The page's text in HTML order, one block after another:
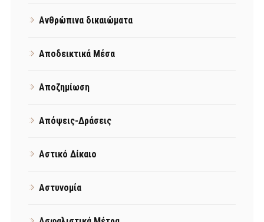
Ανθρώπινα δικαιώματα
Αποδεικτικά Μέσα
Αποζημίωση
Απόψεις-Δράσεις
Αστικό Δίκαιο
Αστυνομία